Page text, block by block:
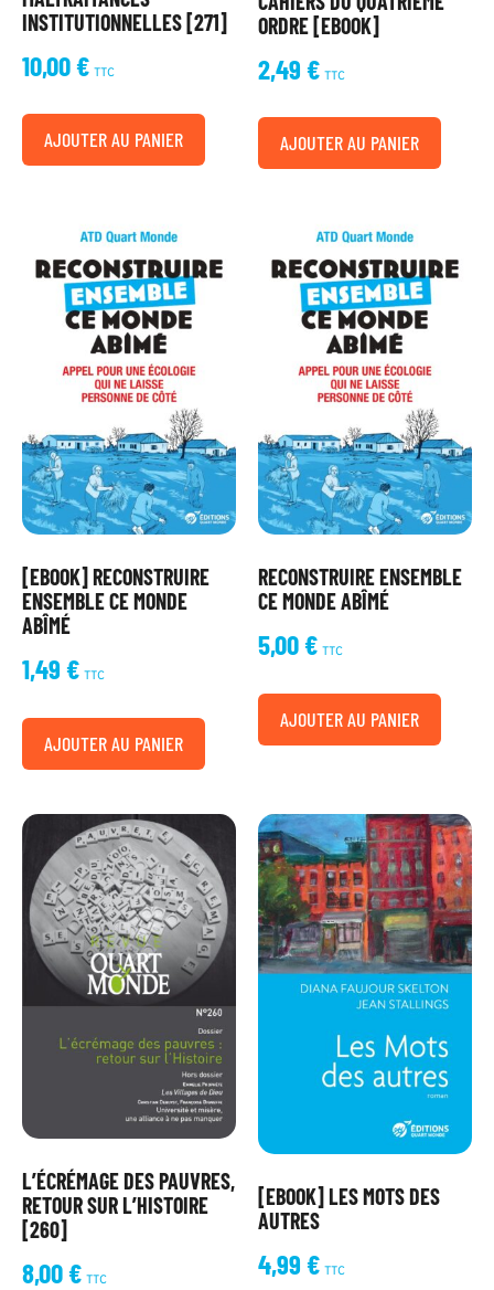
INSTITUTIONNELLES [271]
10,00€ TTC
AJOUTER AU PANIER
ORDRE [EBOOK]
2,49 € TTC
AJOUTER AU PANIER
[EBOOK] RECONSTRUIRE
ENSEMBLE CE MONDE
ABÎMÉ
1,49 € TTC
AJOUTER AU PANIER
RECONSTRUIRE ENSEMBLE
CE MONDE ABÎMÉ
5,00€ TTC
AJOUTER AU PANIER
L’ÉCRÉMAGE DES PAUVRES,
RETOUR SUR L’HISTOIRE
[260]
8,00€ TTC
[EBOOK] LES MOTS DES
AUTRES
4,99 € TTC